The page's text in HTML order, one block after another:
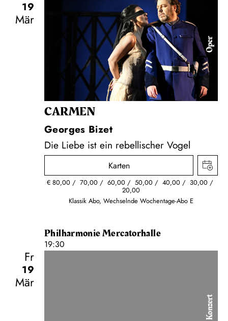
19
Mär
Oper
CARMEN
Georges Bizet
Die Liebe ist ein rebellischer Vogel
Karten
€ 80,00 70,00 60,00 50,00 40,00 30,00
20,00
Klassik Abo, Wechselnde Wochentage-Abo E
Philharmonie Mercatorhalle
19:30
Fr
19
Mär
Konzert